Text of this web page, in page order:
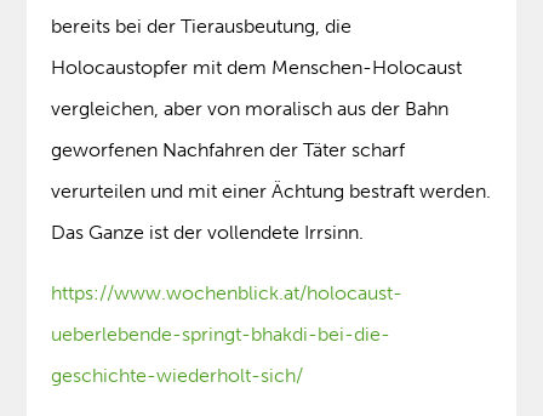
bereits bei der Tierausbeutung, die
Holocaustopfer mit dem Menschen-Holocaust
vergleichen, aber von moralisch aus der Bahn
geworfenen Nachfahren der Täter scharf
verurteilen und mit einer Ächtung bestraft werden.
Das Ganze ist der vollendete Irrsinn.
https://www.wochenblick.at/holocaust-
ueberlebende-springt-bhakdi-bei-die-
geschichte-wiederholt-sich/